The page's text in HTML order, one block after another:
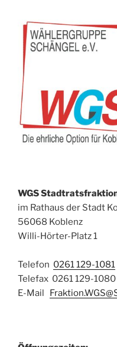
WGS
im Rathaus der Stadt
56068 Koblenz
Willi-Hörter-Platz 1
Telefon 0261 129-1081
Telefax 0261 129-1080
E-Mail